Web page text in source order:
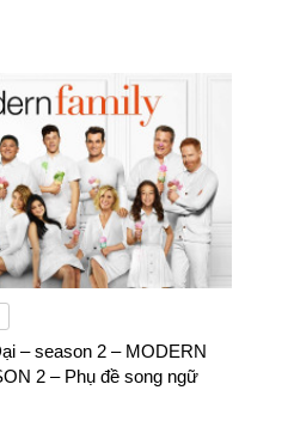
– season 2 – MODERN
2 – Phụ đề song ngữ